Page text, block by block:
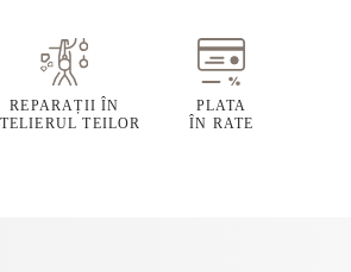
REPARAȚII ÎN
TEILOR
PLATA
ÎN RATE